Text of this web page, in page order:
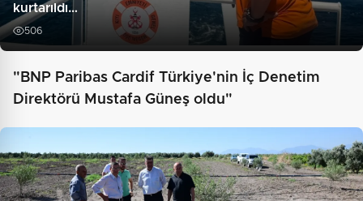
kurtarıldı…
506
"BNP Paribas Cardif Türkiye'nin İç Denetim
Direktörü Mustafa Güneş oldu"